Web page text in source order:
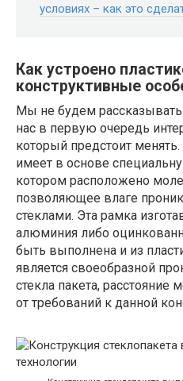
условиях – как это
Как устроено
конструктивные
Мы не будем
нас в первую очередь
который предстоит
имеет в основе
котором расположено
позволяющее влаге
стеклами. Эта рамка
алюминия либо
быть выполнена и из
является своеобразной
стекла пакета,
от требований к данной